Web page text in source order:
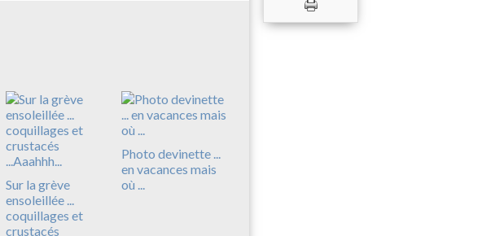
Sur la grève
ensoleillée ...
coquillages et
crustacés
Photo devinette ...
en vacances mais
où ...